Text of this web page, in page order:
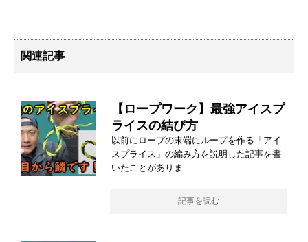
関連記事
【ロープワーク】最強アイスプ
ライスの結び方
以前にロープの末端にループを作る「アイ
スプライス」の編み方を説明した記事を書
いたことがありま
記事を読む